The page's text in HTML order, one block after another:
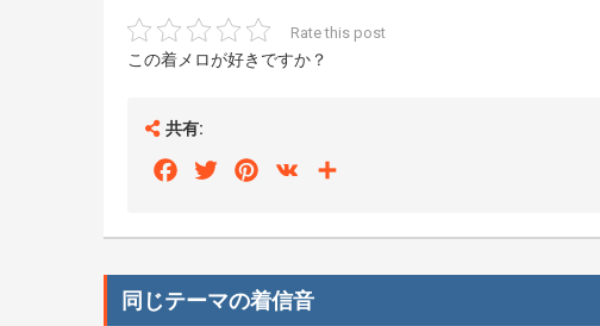
Rate this post
この着メロが好きですか？
共有:
FacebookTwitterPinterest
VK
同じテーマの着信音